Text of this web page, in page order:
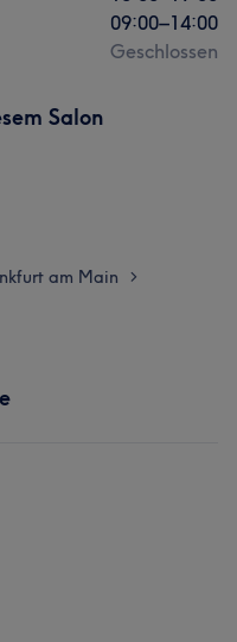
09:00–14:00
Geschlossen
Salon
am Main >